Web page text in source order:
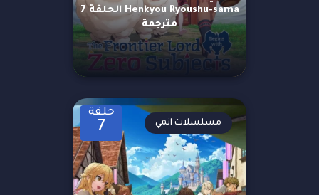
Henkyou Ryoushu-sama الحلقة 7
مترجمة
حلقة
7 مسلسلات انمي